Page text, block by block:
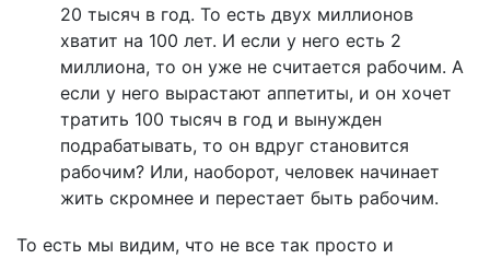
20 тысяч в год. То есть двух миллионов
хватит на 100 лет. И если у него есть 2
миллиона, то он уже не считается рабочим. А
если у него вырастают аппетиты, и он хочет
тратить 100 тысяч в год и вынужден
подрабатывать, то он вдруг становится
рабочим? Или, наоборот, человек начинает
жить скромнее и перестает быть рабочим.
То есть мы видим, что не все так просто и